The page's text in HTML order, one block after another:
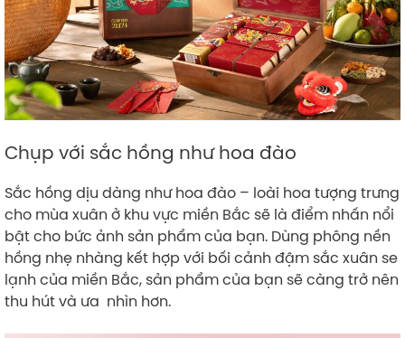
Chụp với sắc hồng như hoa đào
Sắc hồng dịu dàng như hoa đào – loài hoa tượng trưng
cho mùa xuân ở khu vực miền Bắc sẽ là điểm nhấn nổi
bật cho bức ảnh sản phẩm của bạn. Dùng phông nền
hồng nhẹ nhàng kết hợp với bối cảnh đậm sắc xuân se
lạnh của miền Bắc, sản phẩm của bạn sẽ càng trở nên
thu hút và ưa nhìn hơn.